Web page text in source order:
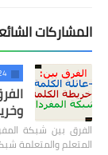
المشاركات
24
الفرق بين شبكة
المتعلم والمتعلمة